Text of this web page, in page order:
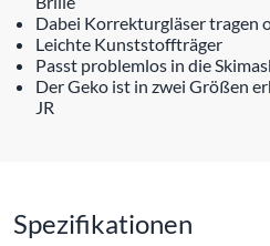
Dabei Korrekturgläser tragen
Leichte Kunststoffträger
Passt problemlos in die
Der Geko ist in zwei Größen
JR
Spezifikationen